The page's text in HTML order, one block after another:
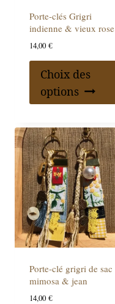
Porte-clés Grigri
indienne & vieux rose
14,00 €
Choix des
options
Porte-clé grigri de sac
mimosa & jean
14,00 €